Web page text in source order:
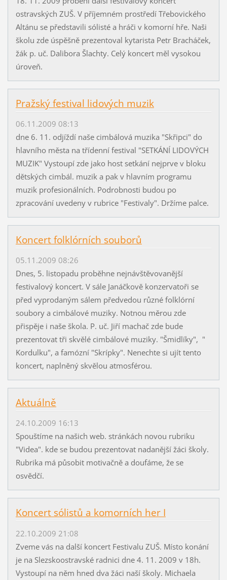
ostravských ZUŠ. V příjemném prostředí Třebovického
Altánu se představili sólisté a hráči v komorní hře. Naši
školu zde úspěšně prezentoval kytarista Petr Bracháček,
žák p. uč. Dalibora Šlachty. Celý koncert měl vysokou
úroveň.
Pražský festival lidových muzik
06.11.2009 08:13
dne 6. 11. odjíždí naše cimbálová muzika "Skřipci" do
hlavního města na třídenní festival "SETKÁNÍ LIDOVÝCH
MUZIK" Vystoupí zde jako host setkání nejprve v bloku
dětských cimbál. muzik a pak v hlavním programu
muzik profesionálních. Podrobnosti budou po
zpracování uvedeny v rubrice "Festivaly". Držíme palce.
Koncert folklórních souborů
05.11.2009 08:26
Dnes, 5. listopadu proběhne nejnávštěvovanější
festivalový koncert. V sále Janáčkově konzervatoři se
před vyprodaným sálem předvedou různé folklórní
soubory a cimbálové muziky. Notnou měrou zde
přispěje i naše škola. P. uč. Jiří machač zde bude
prezentovat tři skvělé cimbálové muziky. "Šmidlíky", "
Kordulku", a famózní "Skrípky". Nenechte si ujít tento
koncert, naplněný skvělou atmosférou.
Aktuálně
24.10.2009 16:13
Spouštíme na našich web. stránkách novou rubriku
"Videa". kde se budou prezentovat nadanější žáci školy.
Rubrika má působit motivačně a doufáme, že se
osvědčí.
Koncert sólistů a komorních her I
22.10.2009 21:08
Zveme vás na další koncert Festivalu ZUŠ. Místo konání
je na Slezskoostravské radnici dne 4. 11. 2009 v 18h.
Vystoupí na něm hned dva žáci naší školy. Michaela